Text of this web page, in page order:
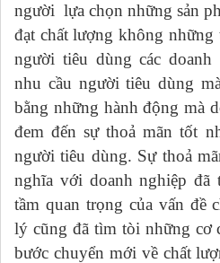
người lựa chọn những sản
đạt chất lượng không những
người tiêu dùng các
nhu cầu người tiêu dùng
bằng những hành động mà
đem đến sự thoả mãn tốt
người tiêu dùng. Sự thoả
nghĩa với doanh nghiệp đã
tầm quan trọng của vấn đề
lý cũng đã tìm tòi những cơ
bước chuyển mới về chất